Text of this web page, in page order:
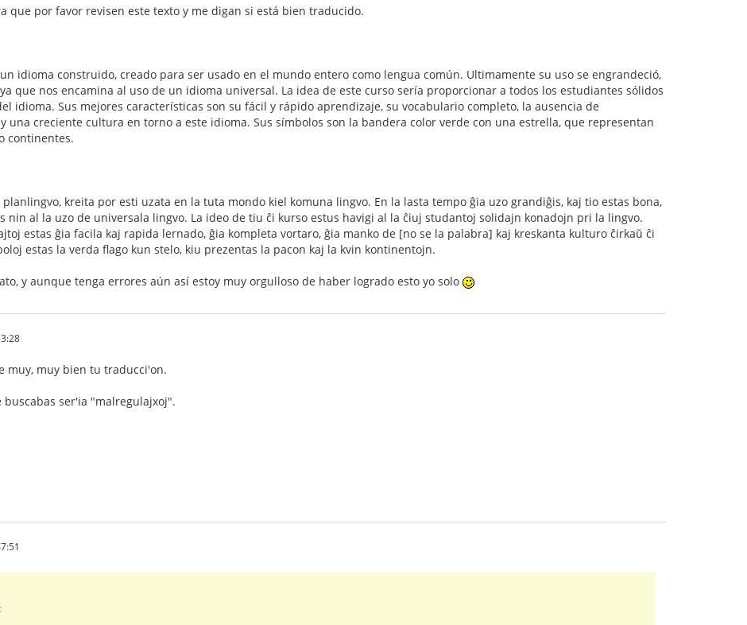
que por favor revisen este texto y me digan si está bien traducido.
idioma construido, creado para ser usado en el mundo entero como lengua común. Ultimamente su uso se engrandeció,
que nos encamina al uso de un idioma universal. La idea de este curso sería proporcionar a todos los estudiantes sólidos
idioma. Sus mejores características son su fácil y rápido aprendizaje, su vocabulario completo, la ausencia de
una creciente cultura en torno a este idioma. Sus símbolos son la bandera color verde con una estrella, que representan
continentes.
planlingvo, kreita por esti uzata en la tuta mondo kiel komuna lingvo. En la lasta tempo ĝia uzo grandiĝis, kaj tio estas bona,
nin al la uzo de universala lingvo. La ideo de tiu ĉi kurso estus havigi al la ĉiuj studantoj solidajn konadojn pri la lingvo.
estas ĝia facila kaj rapida lernado, ĝia kompleta vortaro, ĝia manko de [no se la palabra] kaj kreskanta kulturo ĉirkaŭ ĉi
estas la verda flago kun stelo, kiu prezentas la pacon kaj la kvin kontinentojn.
y aunque tenga errores aún así estoy muy orgulloso de haber logrado esto yo solo
muy, muy bien tu traducci'on.
buscabas ser'ia "malregulajxoj".